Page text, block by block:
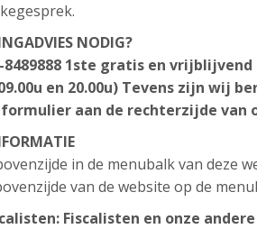
NODIG?
1ste gratis en
en 20.00u) Tevens zijn wij
aan de rechterzijde van
in de menubalk van deze
van de website op de
Fiscalisten en onze